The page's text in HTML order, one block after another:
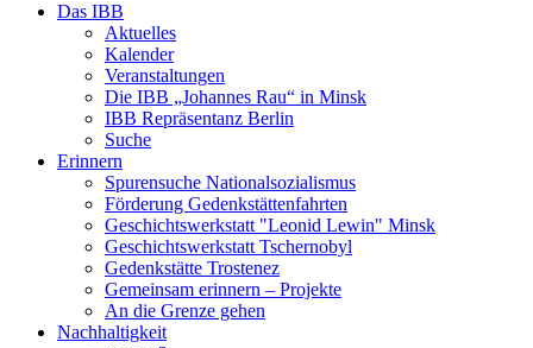
Das IBB
Aktuelles
Kalender
Veranstaltungen
Die IBB „Johannes Rau“ in Minsk
IBB Repräsentanz Berlin
Suche
Erinnern
Spurensuche Nationalsozialismus
Förderung Gedenkstättenfahrten
Geschichtswerkstatt "Leonid Lewin" Minsk
Geschichtswerkstatt Tschernobyl
Gedenkstätte Trostenez
Gemeinsam erinnern – Projekte
An die Grenze gehen
Nachhaltigkeit